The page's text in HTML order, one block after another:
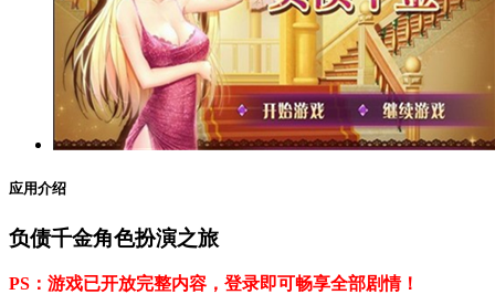
应用介绍
负债千金角色扮演之旅
PS：游戏已开放完整内容，登录即可畅享全部剧情！